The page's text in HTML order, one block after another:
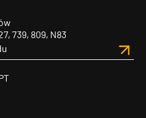
739, 809, N83